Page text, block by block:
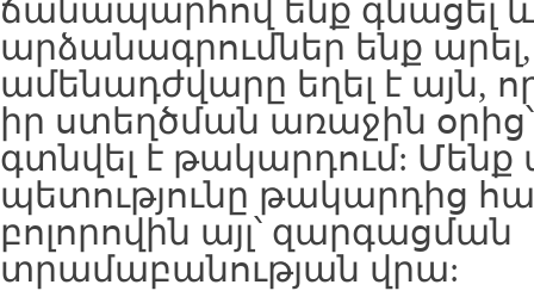
ճանապարհով ենք գնացել
արձանագրումներ ենք
ամենադժվարը եղել է այն,
իր ստեղծման առաջին
գտնվել է թակարդում: Մենք
պետությունը թակարդից
բոլորովին այլ՝ զարգացման
տրամաբանության վրա: